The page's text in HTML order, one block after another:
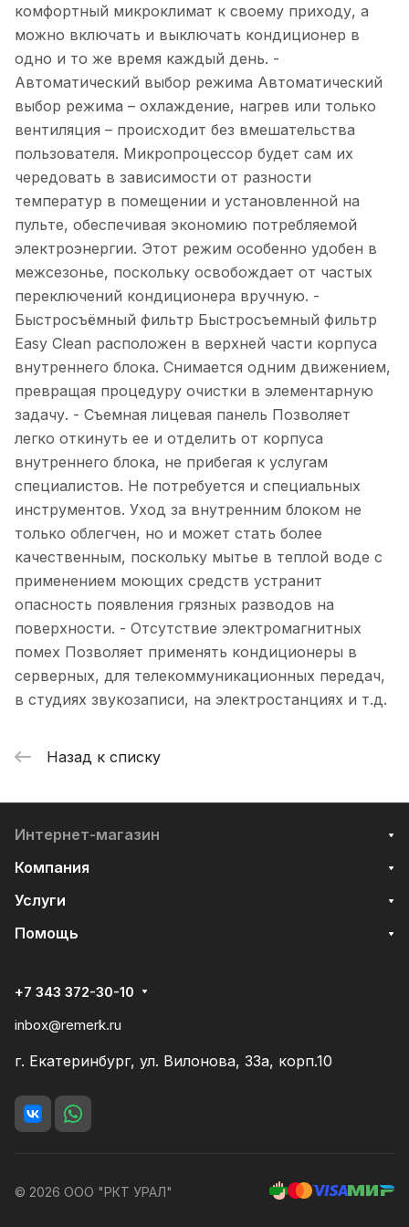
комфортный микроклимат к своему приходу, а
можно включать и выключать кондиционер в
одно и то же время каждый день. -
Автоматический выбор режима Автоматический
выбор режима – охлаждение, нагрев или только
вентиляция – происходит без вмешательства
пользователя. Микропроцессор будет сам их
чередовать в зависимости от разности
температур в помещении и установленной на
пульте, обеспечивая экономию потребляемой
электроэнергии. Этот режим особенно удобен в
межсезонье, поскольку освобождает от частых
переключений кондиционера вручную. -
Быстросъёмный фильтр Быстросъемный фильтр
Easy Clean расположен в верхней части корпуса
внутреннего блока. Снимается одним движением,
превращая процедуру очистки в элементарную
задачу. - Съемная лицевая панель Позволяет
легко откинуть ее и отделить от корпуса
внутреннего блока, не прибегая к услугам
специалистов. Не потребуется и специальных
инструментов. Уход за внутренним блоком не
только облегчен, но и может стать более
качественным, поскольку мытье в теплой воде с
применением моющих средств устранит
опасность появления грязных разводов на
поверхности. - Отсутствие электромагнитных
помех Позволяет применять кондиционеры в
серверных, для телекоммуникационных передач,
в студиях звукозаписи, на электростанциях и т.д.
Назад к списку
Интернет-магазин
Компания
Услуги
Помощь
+7 343 372-30-10
inbox@remerk.ru
г. Екатеринбург, ул. Вилонова, 33а, корп.10
© 2026 ООО "РКТ УРАЛ"